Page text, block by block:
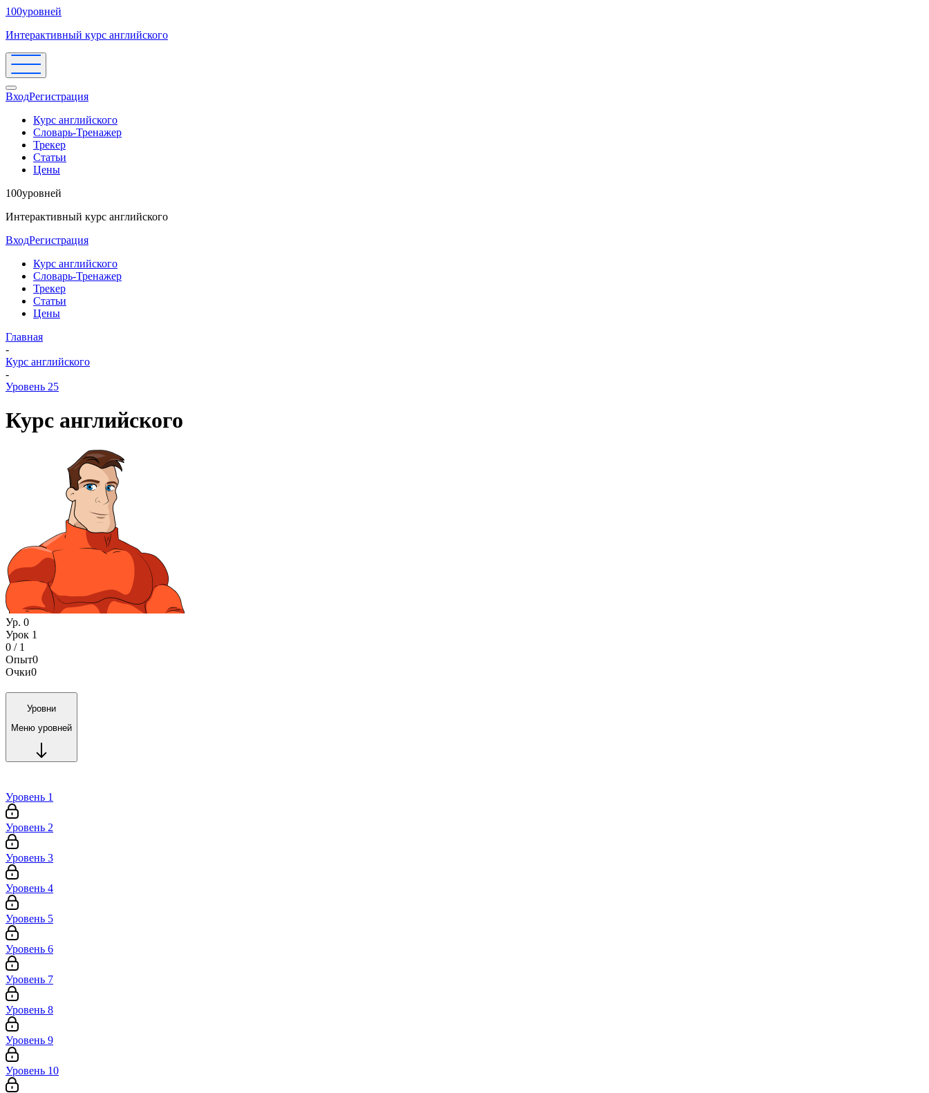
100уровней
Интерактивный курс английского
ВходРегистрация
Курс английского
Словарь-Тренажер
Трекер
Статьи
Цены
100уровней
Интерактивный курс английского
ВходРегистрация
Курс английского
Словарь-Тренажер
Трекер
Статьи
Цены
Главная
-
Курс английского
-
Уровень 25
Курс английского
Ур. 0
Урок 1
0 / 1
Опыт0
Очки0
Уровни
Меню уровней
Уровень 1
Уровень 2
Уровень 3
Уровень 4
Уровень 5
Уровень 6
Уровень 7
Уровень 8
Уровень 9
Уровень 10